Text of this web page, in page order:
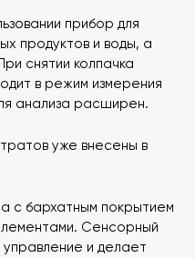
прибор для
продуктов и воды, а
снятии колпачка
в режим измерения
анализа расширен.
уже внесены в
с бархатным покрытием
Сенсорный
и делает